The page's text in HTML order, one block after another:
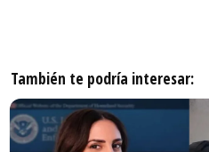
También te podría interesar: